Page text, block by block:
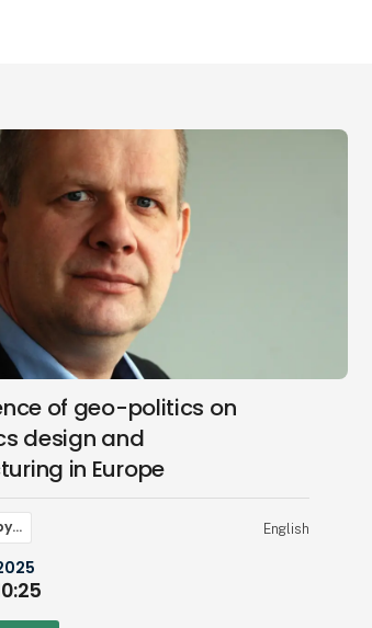
of geo-politics on
design and
in Europe
English